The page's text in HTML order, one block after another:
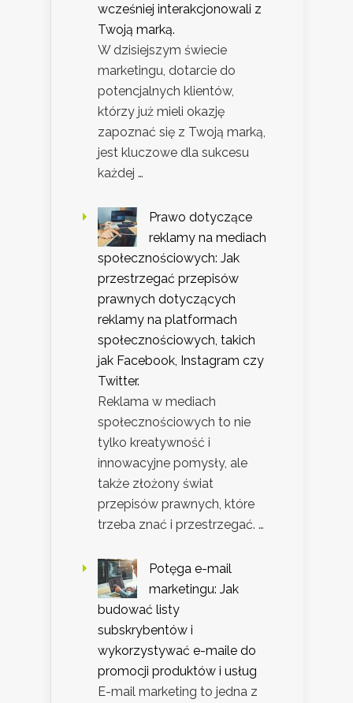
wcześniej interakcjonowali z
Twoją marką.
W dzisiejszym świecie
marketingu, dotarcie do
potencjalnych klientów,
którzy już mieli okazję
zapoznać się z Twoją marką,
jest kluczowe dla sukcesu
każdej …
Prawo dotyczące
reklamy na mediach
społecznościowych: Jak
przestrzegać przepisów
prawnych dotyczących
reklamy na platformach
społecznościowych, takich
jak Facebook, Instagram czy
Twitter.
Reklama w mediach
społecznościowych to nie
tylko kreatywność i
innowacyjne pomysły, ale
także złożony świat
przepisów prawnych, które
trzeba znać i przestrzegać. …
Potęga e-mail
marketingu: Jak
budować listy
subskrybentów i
wykorzystywać e-maile do
promocji produktów i usług
E-mail marketing to jedna z